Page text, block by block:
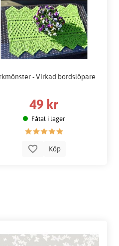
- Virkad bordslöpare
49 kr
Fåtal i lager
Köp